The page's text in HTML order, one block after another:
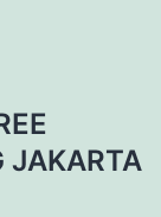
JAKARTA